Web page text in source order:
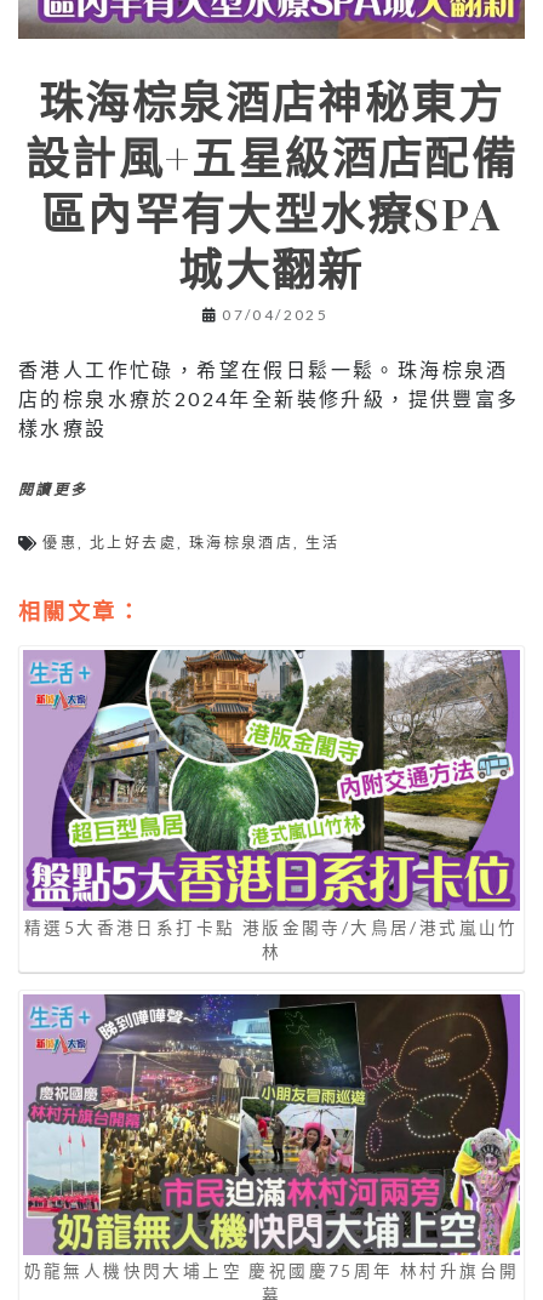
珠海棕泉酒店神秘東方
設計風+五星級酒店配備
區內罕有大型水療SPA
城大翻新
07/04/2025
香港人工作忙碌，希望在假日鬆一鬆。珠海棕泉酒
店的棕泉水療於2024年全新裝修升級，提供豐富多
樣水療設
閱讀更多
優惠,北上好去處, 珠海棕泉酒店, 生活
相關文章：
精選5大香港日系打卡點 港版金閣寺/大鳥居/港式嵐山竹
林
奶龍無人機快閃大埔上空 慶祝國慶75周年 林村升旗台開
幕